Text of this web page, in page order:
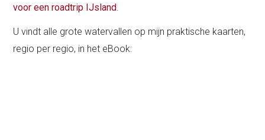
voor een roadtrip IJsland.
U vindt alle grote watervallen op mijn praktische kaarten,
regio per regio, in het eBook: